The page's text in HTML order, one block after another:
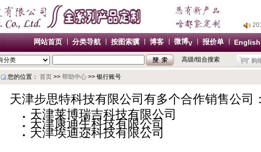
办
网站首页 分类导航 按图索骥 博客 微博V 报价单 English
高级/组合搜索 购
您的位置： 首页 >> 帮助中心 >> 银行账号
天津步思特科技有限公司有多个合作销售公司
天津莱博瑞吉科技有限公司
天津康迪生科技有限公司
天津埃迪迩科技有限公司